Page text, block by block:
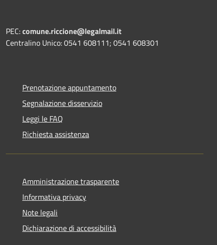
PEC:comune.riccione@legalmail.it
Centralino Unico: 0541 608111; 0541 608301
Prenotazione appuntamento
Segnalazione disservizio
Leggi le FAQ
Richiesta assistenza
Amministrazione trasparente
Informativa privacy
Note legali
Dichiarazione di accessibilità